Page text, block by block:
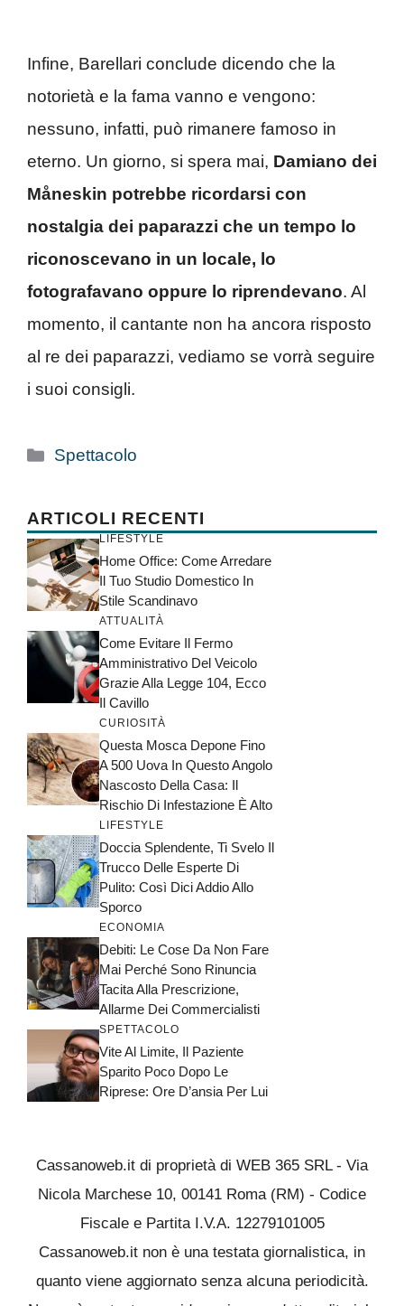
Infine, Barellari conclude dicendo che la
notorietà e la fama vanno e vengono:
nessuno, infatti, può rimanere famoso in
eterno. Un giorno, si spera mai, Damiano dei
Måneskin potrebbe ricordarsi con
nostalgia dei paparazzi che un tempo lo
riconoscevano in un locale, lo
fotografavano oppure lo riprendevano. Al
momento, il cantante non ha ancora risposto
al re dei paparazzi, vediamo se vorrà seguire
i suoi consigli.
Categorie
Spettacolo
ARTICOLI RECENTI
LIFESTYLE
Home Office: Come Arredare
Il Tuo Studio Domestico In
Stile Scandinavo
ATTUALITÀ
Come Evitare Il Fermo
Amministrativo Del Veicolo
Grazie Alla Legge 104, Ecco
Il Cavillo
CURIOSITÀ
Questa Mosca Depone Fino
A 500 Uova In Questo Angolo
Nascosto Della Casa: Il
Rischio Di Infestazione È Alto
LIFESTYLE
Doccia Splendente, Ti Svelo Il
Trucco Delle Esperte Di
Pulito: Così Dici Addio Allo
Sporco
ECONOMIA
Debiti: Le Cose Da Non Fare
Mai Perché Sono Rinuncia
Tacita Alla Prescrizione,
Allarme Dei Commercialisti
SPETTACOLO
Vite Al Limite, Il Paziente
Sparito Poco Dopo Le
Riprese: Ore D’ansia Per Lui
Cassanoweb.it di proprietà di WEB 365 SRL - Via
Nicola Marchese 10, 00141 Roma (RM) - Codice
Fiscale e Partita I.V.A. 12279101005
Cassanoweb.it non è una testata giornalistica, in
quanto viene aggiornato senza alcuna periodicità.